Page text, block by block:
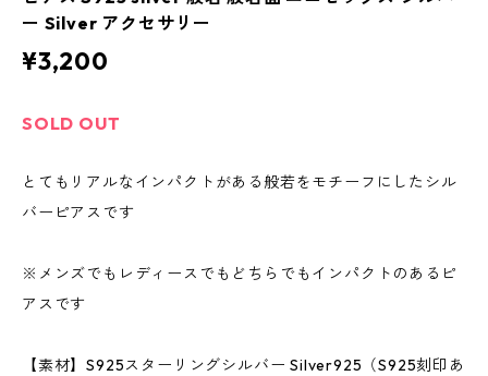
ー Silver アクセサリー
¥3,200
SOLD OUT
とてもリアルなインパクトがある般若をモチーフにしたシル
バーピアスです
※メンズでもレディースでもどちらでもインパクトのあるピ
アスです
【素材】S925スターリングシルバー Silver925（S925刻印あ